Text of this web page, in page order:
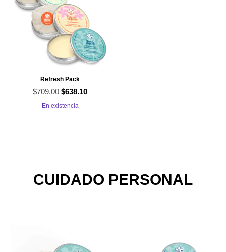
Refresh Pack
$709.00 El
precio
$638.10El
En existencia
CUIDADO PERSONAL